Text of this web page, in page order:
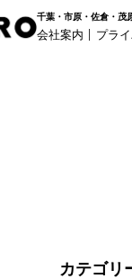
千葉・市原・佐倉・茂
会社案内 プラ
カテゴリ